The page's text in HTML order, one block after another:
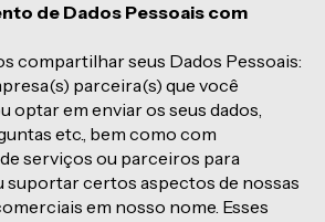
de Dados Pessoais com
compartilhar seus Dados Pessoais:
parceira(s) que você
optar em enviar os seus dados,
etc., bem como com
serviços ou parceiros para
suportar certos aspectos de nossas
em nosso nome. Esses